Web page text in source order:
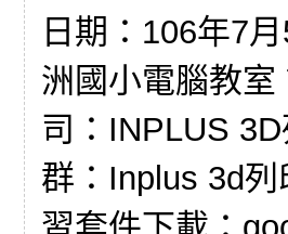
日期：106年7
洲國小電腦教
司：INPLUS
群：Inplus 3d